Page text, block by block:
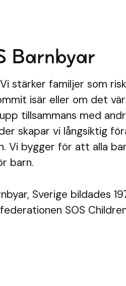
Barnbyar
stärker familjer som
isär eller om det
tillsammans med
skapar vi långsiktig
Vi bygger för att alla
barn.
Sverige bildades
SOS